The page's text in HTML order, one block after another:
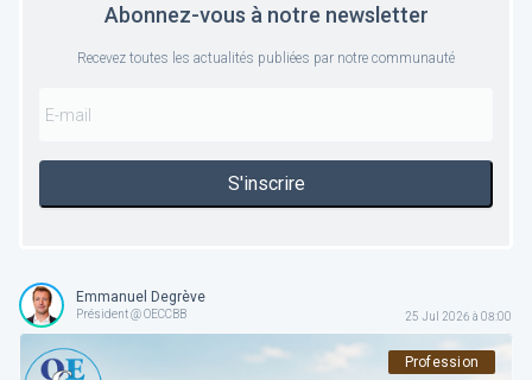
Abonnez-vous à notre newsletter
Recevez toutes les actualités publiées par notre communauté
S'inscrire
Emmanuel Degrève
Président @ OECCBB 25 Jul 2026 à 08:00
Profession